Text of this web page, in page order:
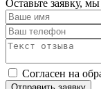
Оставьте заявку,
Согласен на